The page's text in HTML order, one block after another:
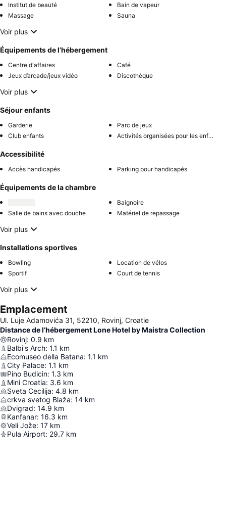
Institut de beauté
Bain de vapeur
Massage
Sauna
Voir plus
Équipements de l’hébergement
Centre d'affaires
Café
Jeux d’arcade/jeux vidéo
Discothèque
Voir plus
Séjour enfants
Garderie
Parc de jeux
Club enfants
Activités organisées pour les enfants
Accessibilité
Accès handicapés Parking pour handicapés
Équipements de la chambre
Baignoire
Salle de bains avec douche
Matériel de repassage
Voir plus
Installations sportives
Bowling
Location de vélos
Sportif
Court de tennis
Voir plus
Emplacement
Ul. Luje Adamovića 31, 52210, Rovinj, Croatie
Distance de l’hébergement Lone Hotel by Maistra Collection
Rovinj: 0.9 km
Balbi's Arch: 1.1 km
Ecomuseo della Batana: 1.1 km
City Palace: 1.1 km
Pino Budicin: 1.3 km
Mini Croatia: 3.6 km
Sveta Cecilija: 4.8 km
crkva svetog Blaža: 14 km
Dvigrad: 14.9 km
Kanfanar: 16.3 km
Veli Jože: 17 km
Pula Airport: 29.7 km